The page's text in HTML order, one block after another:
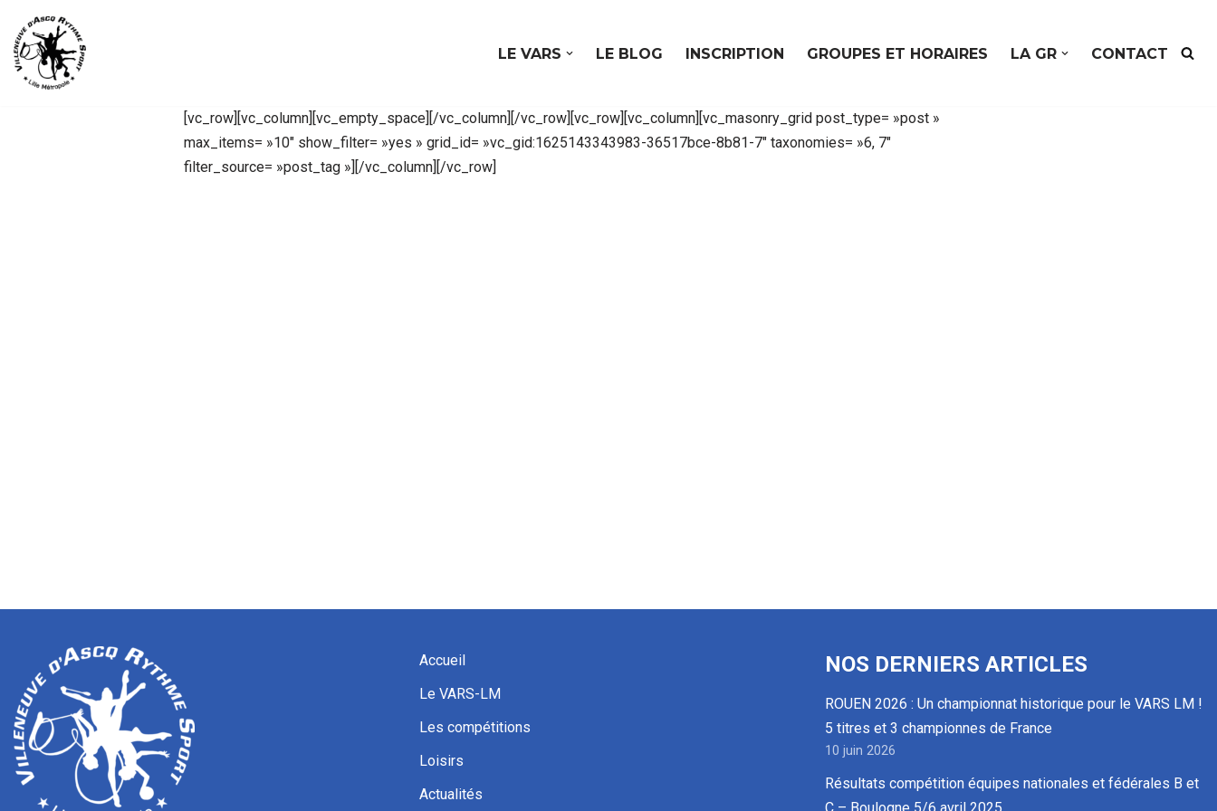
Aller
au
LE VARS LE BLOG INSCRIPTION GROUPES ET HORAIRES LA GR CONTACT
[vc_row][vc_column][vc_empty_space][/vc_column][/vc_row][vc_row][vc_column][vc_masonry_grid post_type= »post »
max_items= »10″ show_filter= »yes » grid_id= »vc_gid:1625143343983-36517bce-8b81-7″ taxonomies= »6, 7″
filter_source= »post_tag »][/vc_column][/vc_row]
Accueil
Le VARS-LM
Les compétitions
Loisirs
Actualités
NOS DERNIERS ARTICLES
ROUEN 2026 : Un championnat historique pour le VARS LM !
5 titres et 3 championnes de France
10 juin 2026
Résultats compétition équipes nationales et fédérales B et